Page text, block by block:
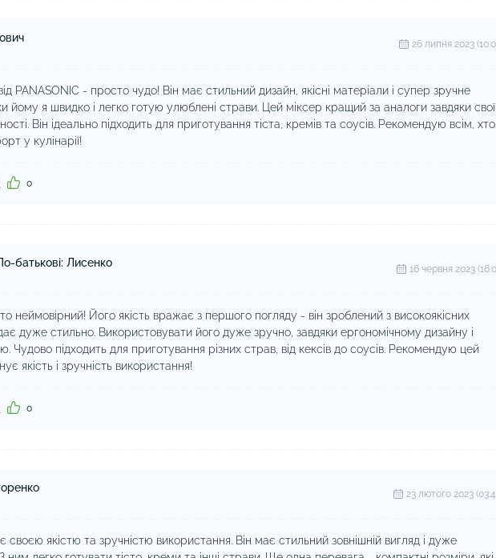
26 липня 2023
PANASONIC - просто чудо! Він має стильний дизайн, якісні матеріали і супер зручне
йому я швидко і легко готую улюблені страви. Цей міксер кращий за аналоги завдяки
Він ідеально підходить для приготування тіста, кремів та соусів. Рекомендую всім, хто
у кулінарії!
0
батькові: Лисенко 16 червня 2023
неймовірний! Його якість вражає з першого погляду - він зроблений з високоякісних
дуже стильно. Використовувати його дуже зручно, завдяки ергономічному дизайну і
Чудово підходить для приготування різних страв, від кексів до соусів. Рекомендую цей
якість і зручність використання!
0
23 лютого 2023
своєю якістю та зручністю використання. Він має стильний зовнішній вигляд і дуже